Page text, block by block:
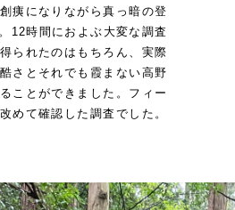
痍になりながら真っ暗の登
12時間におよぶ大変な調査
られたのはもちろん、実際
さとそれでも霞まない高野
ことができました。フィー
めて確認した調査でした。